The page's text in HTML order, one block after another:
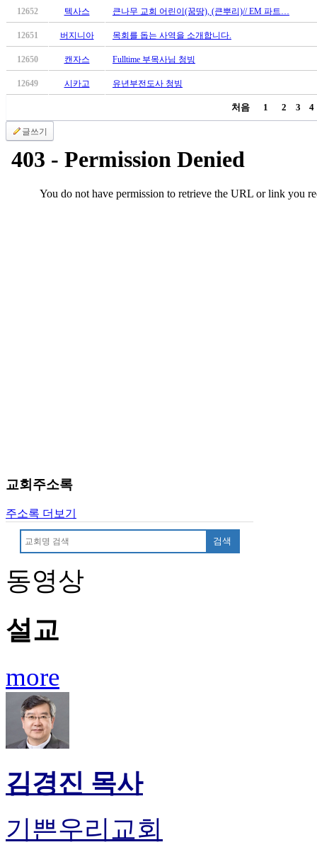
비
아
탑-
릴
지
입
발
기
이
무
어
플
알
리
스
기
가
부
약
비
탑-
시
12652 텍사스 큰나무 교회 어린이(꿈땅), (큰뿌리)// EM 파트…
12651 버지니아 목회를 돕는 사역을 소개합니다.
12650 캔자스 Fulltime 부목사님 청빙
12649 시카고 유년부전도사 청빙
처음 1 2 3 4
글쓰기
교회주소록
주소록 더보기
검색
동영상
설교
more
김경진 목사
기쁜우리교회